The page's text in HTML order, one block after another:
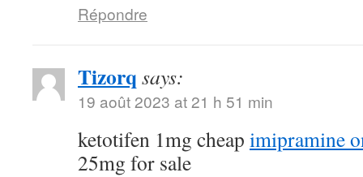
Répondre
Tizorq says:
19 août 2023 at 21 h 51 min
ketotifen 1mg cheap imipramine
25mg for sale